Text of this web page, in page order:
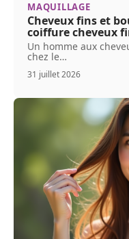
MAQUILLAGE
Cheveux fins et
coiffure cheveux
Un homme aux
chez le…
31 juillet 2026